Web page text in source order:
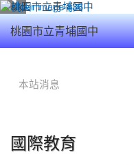
桃園市立青埔國中
本站消息
國際教育